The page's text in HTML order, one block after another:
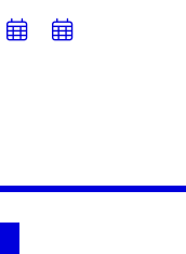
PřidatPřidat